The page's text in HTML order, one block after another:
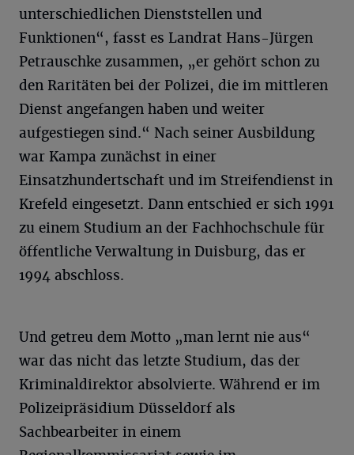
unterschiedlichen Dienststellen und
Funktionen“, fasst es Landrat Hans-Jürgen
Petrauschke zusammen, „er gehört schon zu
den Raritäten bei der Polizei, die im mittleren
Dienst angefangen haben und weiter
aufgestiegen sind.“ Nach seiner Ausbildung
war Kampa zunächst in einer
Einsatzhundertschaft und im Streifendienst in
Krefeld eingesetzt. Dann entschied er sich 1991
zu einem Studium an der Fachhochschule für
öffentliche Verwaltung in Duisburg, das er
1994 abschloss.
Und getreu dem Motto „man lernt nie aus“
war das nicht das letzte Studium, das der
Kriminaldirektor absolvierte. Während er im
Polizeipräsidium Düsseldorf als
Sachbearbeiter in einem